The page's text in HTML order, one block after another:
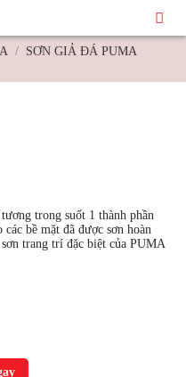
SƠN GIẢ ĐÁ PUMA
trong suốt 1 thành phần
bề mặt đã được sơn hoàn
trang trí đặc biệt của PUMA